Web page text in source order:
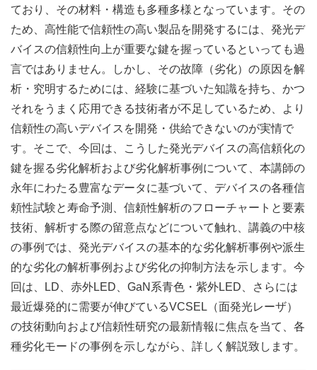
ており、その材料・構造も多種多様となっています。その
ため、高性能で信頼性の高い製品を開発するには、発光デ
バイスの信頼性向上が重要な鍵を握っているといっても過
言ではありません。しかし、その故障（劣化）の原因を解
析・究明するためには、経験に基づいた知識を持ち、かつ
それをうまく応用できる技術者が不足しているため、より
信頼性の高いデバイスを開発・供給できないのが実情で
す。そこで、今回は、こうした発光デバイスの高信頼化の
鍵を握る劣化解析および劣化解析事例について、本講師の
永年にわたる豊富なデータに基づいて、デバイスの各種信
頼性試験と寿命予測、信頼性解析のフローチャートと要素
技術、解析する際の留意点などについて触れ、講義の中核
の事例では、発光デバイスの基本的な劣化解析事例や派生
的な劣化の解析事例および劣化の抑制方法を示します。今
回は、LD、赤外LED、GaN系青色・紫外LED、さらには
最近爆発的に需要が伸びているVCSEL（面発光レーザ）
の技術動向および信頼性研究の最新情報に焦点を当て、各
種劣化モードの事例を示しながら、詳しく解説致します。